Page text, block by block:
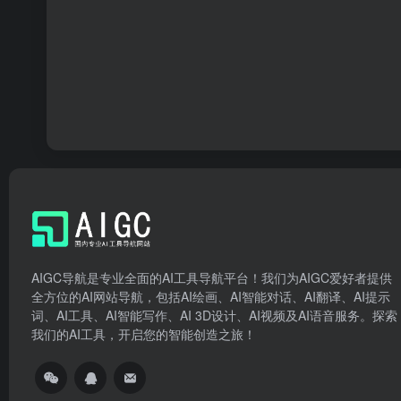
AIGC导航是专业全面的AI工具导航平台！我们为AIGC爱好者提供
全方位的AI网站导航，包括AI绘画、AI智能对话、AI翻译、AI提示
词、AI工具、AI智能写作、AI 3D设计、AI视频及AI语音服务。探索
我们的AI工具，开启您的智能创造之旅！